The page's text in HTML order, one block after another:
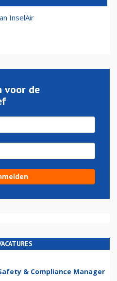
InselAir
voor de
& Compliance Manager